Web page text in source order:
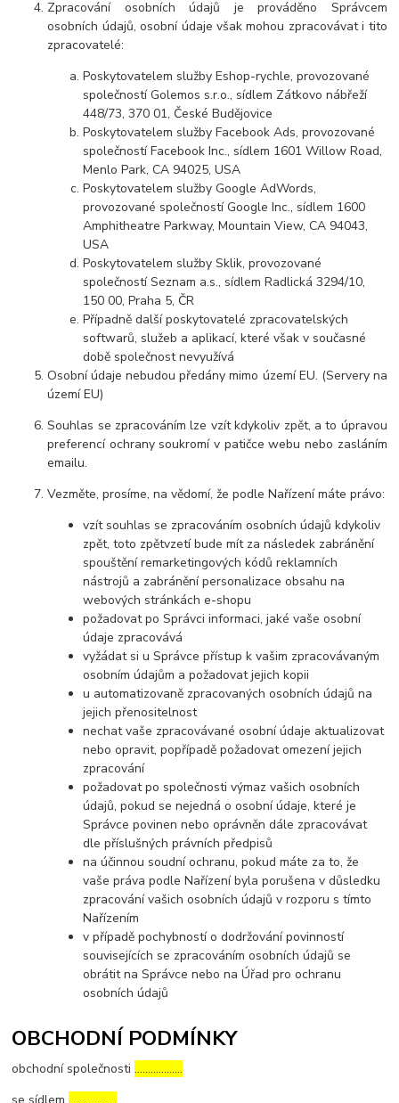
Zpracování osobních údajů je prováděno Správcem
osobních údajů, osobní údaje však mohou zpracovávat i tito
zpracovatelé:
Poskytovatelem služby Eshop-rychle, provozované
společností Golemos s.r.o., sídlem Zátkovo nábřeží
448/73, 370 01, České Budějovice
Poskytovatelem služby Facebook Ads, provozované
společností Facebook Inc., sídlem 1601 Willow Road,
Menlo Park, CA 94025, USA
Poskytovatelem služby Google AdWords,
provozované společností Google Inc., sídlem 1600
Amphitheatre Parkway, Mountain View, CA 94043,
USA
Poskytovatelem služby Sklik, provozované
společností Seznam a.s., sídlem Radlická 3294/10,
150 00, Praha 5, ČR
Případně další poskytovatelé zpracovatelských
softwarů, služeb a aplikací, které však v současné
době společnost nevyužívá
Osobní údaje nebudou předány mimo území EU. (Servery na
území EU)
Souhlas se zpracováním lze vzít kdykoliv zpět, a to úpravou
preferencí ochrany soukromí v patičce webu nebo zasláním
emailu.
Vezměte, prosíme, na vědomí, že podle Nařízení máte právo:
vzít souhlas se zpracováním osobních údajů kdykoliv
zpět, toto zpětvzetí bude mít za následek zabránění
spouštění remarketingových kódů reklamních
nástrojů a zabránění personalizace obsahu na
webových stránkách e-shopu
požadovat po Správci informaci, jaké vaše osobní
údaje zpracovává
vyžádat si u Správce přístup k vašim zpracovávaným
osobním údajům a požadovat jejich kopii
u automatizovaně zpracovaných osobních údajů na
jejich přenositelnost
nechat vaše zpracovávané osobní údaje aktualizovat
nebo opravit, popřípadě požadovat omezení jejich
zpracování
požadovat po společnosti výmaz vašich osobních
údajů, pokud se nejedná o osobní údaje, které je
Správce povinen nebo oprávněn dále zpracovávat
dle příslušných právních předpisů
na účinnou soudní ochranu, pokud máte za to, že
vaše práva podle Nařízení byla porušena v důsledku
zpracování vašich osobních údajů v rozporu s tímto
Nařízením
v případě pochybností o dodržování povinností
souvisejících se zpracováním osobních údajů se
obrátit na Správce nebo na Úřad pro ochranu
osobních údajů
OBCHODNÍ PODMÍNKY
obchodní společnosti………………